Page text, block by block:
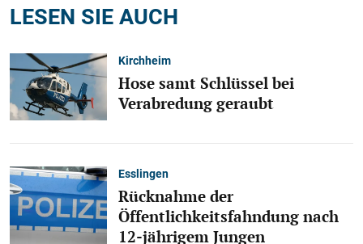
LESEN SIE AUCH
Kirchheim
Hose samt Schlüssel bei
Verabredung geraubt
Esslingen
Rücknahme der
Öffentlichkeitsfahndung nach
12-jährigem Jungen